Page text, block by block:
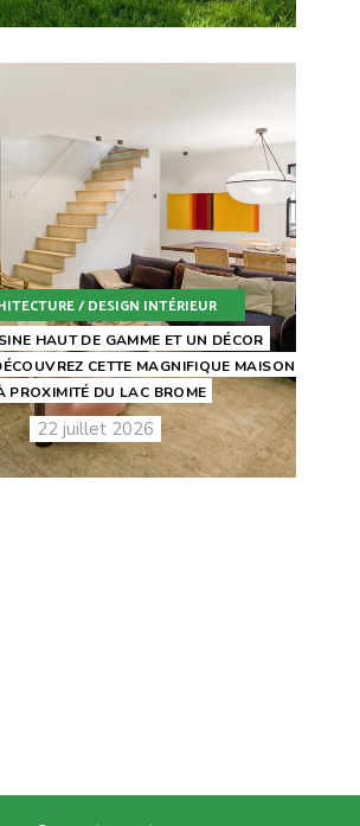
/ DESIGN INTÉRIEUR
HAUT DE GAMME ET UN DÉCOR
CETTE MAGNIFIQUE MAISON
PROXIMITÉ DU LAC BROME
22 juillet 2026